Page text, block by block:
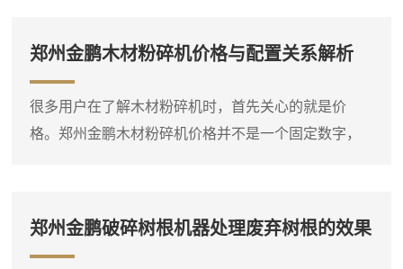
郑州金鹏木材粉碎机价格与配置关系解析
很多用户在了解木材粉碎机时，首先关心的就是价
格。郑州金鹏木材粉碎机价格并不是一个固定数字，
大型柴油粉碎机的价格差异就比较明显。因此，在询
问价格之前，**先明确自己要处理的物料种类、大致产
郑州金鹏破碎树根机器处理废弃树根的效果